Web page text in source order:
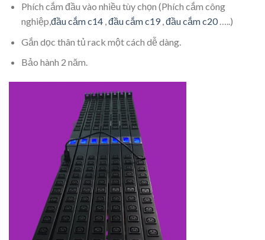
Phích cắm đầu vào nhiều tùy chọn (Phích cắm công
nghiệp,đầu cắm c14,đầu cắm c19,đầu cắm c20…..)
Gắn dọc thân tủ rack một cách dễ dàng.
Bảo hành 2 năm.